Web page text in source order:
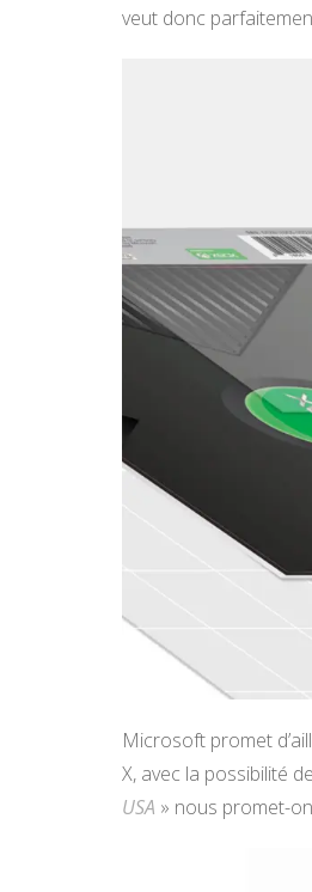
veut donc
Microsoft promet
X, avec la possibilité
USA » nous promet-